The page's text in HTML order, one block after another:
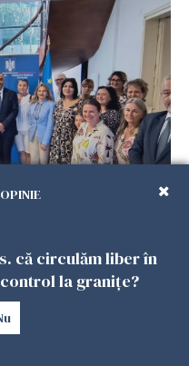
că circulăm liber în
la granițe?